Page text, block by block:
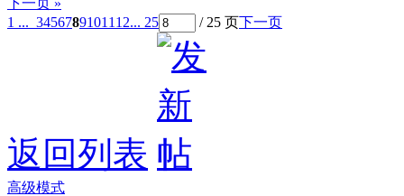
1 ... 34567891011 12... 25 / 25 页下一页
返回列表
高级模式